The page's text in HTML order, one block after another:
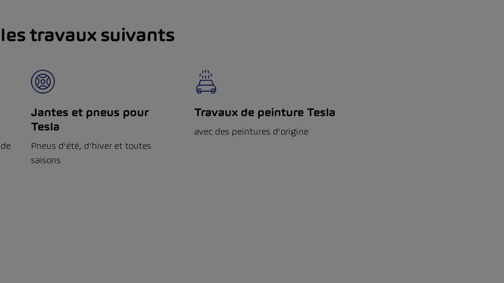
travaux suivants
Jantes et pneus pour
Tesla
Pneus d’été, d’hiver et toutes
saisons
Travaux de peinture Tesla
avec des peintures d’origine